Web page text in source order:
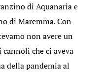
di Aquanaria e
di Maremma. Con
non avere un
che ci aveva
della pandemia al